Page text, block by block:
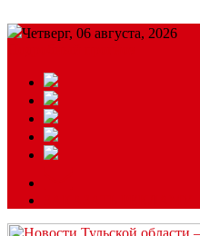
Четверг, 06 августа, 2026